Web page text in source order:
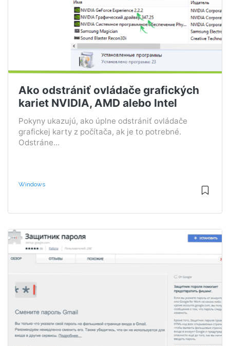
Ako odstrániť ovládače grafických
kariet NVIDIA, AMD alebo Intel
Pokyny ukazujú, ako úplne odstrániť ovládače
grafickej karty z počítača, ak je to potrebné.
Odstráne...
Windows